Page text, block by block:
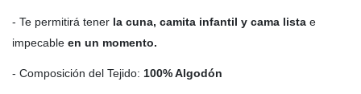
- Te permitirá tener la cuna, camita infantil y cama lista e
impecable en un momento.
- Composición del Tejido: 100% Algodón